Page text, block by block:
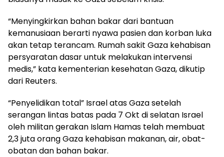
“Menyingkirkan bahan bakar dari bantuan
kemanusiaan berarti nyawa pasien dan korban luka
akan tetap terancam. Rumah sakit Gaza kehabisan
persyaratan dasar untuk melakukan intervensi
medis,” kata kementerian kesehatan Gaza, dikutip
dari Reuters.
“Penyelidikan total” Israel atas Gaza setelah
serangan lintas batas pada 7 Okt di selatan Israel
oleh militan gerakan Islam Hamas telah membuat
2,3 juta orang Gaza kehabisan makanan, air, obat-
obatan dan bahan bakar.